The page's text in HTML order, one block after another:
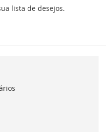
lista de desejos.